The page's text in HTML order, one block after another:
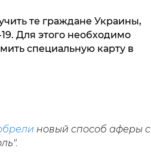
те граждане Украины,
Для этого необходимо
специальную карту в
новый способ аферы с